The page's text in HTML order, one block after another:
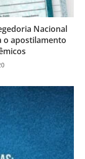
Nacional
o apostilamento